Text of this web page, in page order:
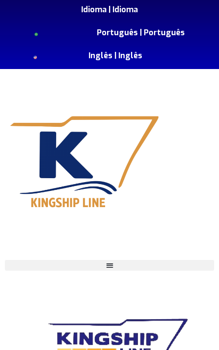
Idioma | Idioma
Português | Português
Inglês | Inglês